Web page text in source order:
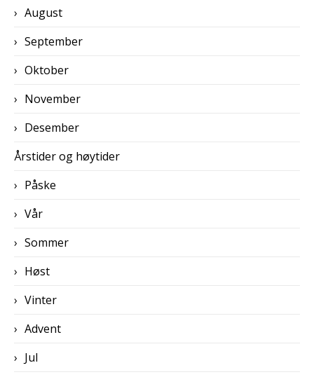
August
September
Oktober
November
Desember
Årstider og høytider
Påske
Vår
Sommer
Høst
Vinter
Advent
Jul